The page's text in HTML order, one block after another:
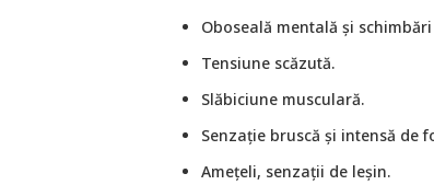
Oboseală mentală și
Tensiune scăzută.
Slăbiciune musculară.
Senzație bruscă și intensă de
Amețeli, senzații de leșin.